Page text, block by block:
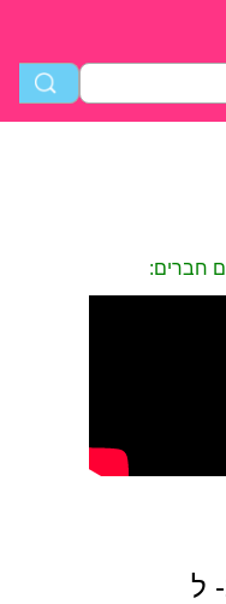
חברים:
ל